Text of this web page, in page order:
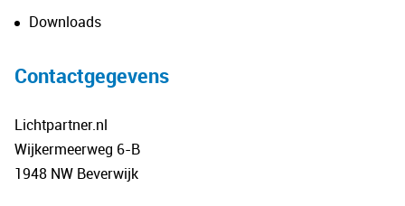
Downloads
Contactgegevens
Lichtpartner.nl
Wijkermeerweg 6-B
1948 NW Beverwijk